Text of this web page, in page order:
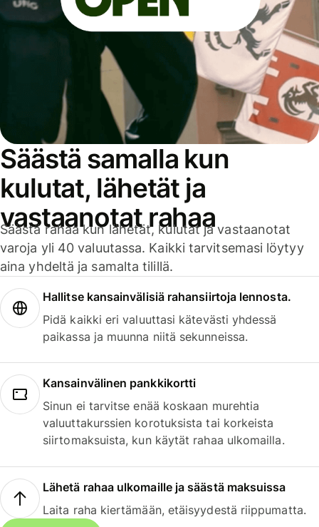
Säästä samalla kun
kulutat, lähetät ja
vastaanotat rahaa
Säästä rahaa kun lähetät, kulutat ja vastaanotat
varoja yli 40 valuutassa. Kaikki tarvitsemasi löytyy
aina yhdeltä ja samalta tilillä.
Hallitse kansainvälisiä rahansiirtoja lennosta.
Pidä kaikki eri valuuttasi kätevästi yhdessä
paikassa ja muunna niitä sekunneissa.
Kansainvälinen pankkikortti
Sinun ei tarvitse enää koskaan murehtia
valuuttakurssien korotuksista tai korkeista
siirtomaksuista, kun käytät rahaa ulkomailla.
Lähetä rahaa ulkomaille ja säästä maksuissa
Laita raha kiertämään, etäisyydestä riippumatta.